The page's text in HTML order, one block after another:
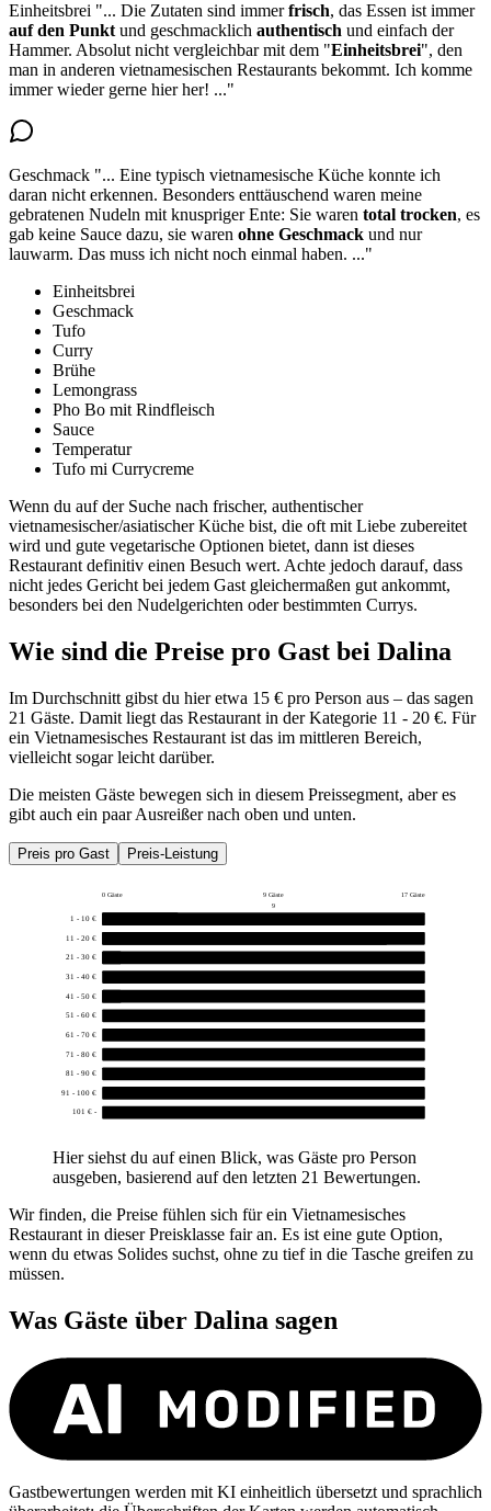
Einheitsbrei "... Die Zutaten sind immerfrisch, das Essen ist immer
auf den Punkt und geschmacklich authentisch und einfach der
Hammer. Absolut nicht vergleichbar mit dem "Einheitsbrei", den
man in anderen vietnamesischen Restaurants bekommt. Ich komme
immer wieder gerne hier her! ..."
Geschmack "... Eine typisch vietnamesische Küche konnte ich
daran nicht erkennen. Besonders enttäuschend waren meine
gebratenen Nudeln mit knuspriger Ente: Sie waren total trocken, es
gab keine Sauce dazu, sie waren ohne Geschmack und nur
lauwarm. Das muss ich nicht noch einmal haben. ..."
Einheitsbrei
Geschmack
Tufo
Curry
Brühe
Lemongrass
Pho Bo mit Rindfleisch
Sauce
Temperatur
Tufo mi Currycreme
Wenn du auf der Suche nach frischer, authentischer
vietnamesischer/asiatischer Küche bist, die oft mit Liebe zubereitet
wird und gute vegetarische Optionen bietet, dann ist dieses
Restaurant definitiv einen Besuch wert. Achte jedoch darauf, dass
nicht jedes Gericht bei jedem Gast gleichermaßen gut ankommt,
besonders bei den Nudelgerichten oder bestimmten Currys.
Wie sind die Preise pro Gast bei Dalina
Im Durchschnitt gibst du hier etwa 15 € pro Person aus – das sagen
21 Gäste. Damit liegt das Restaurant in der Kategorie 11 - 20 €. Für
ein Vietnamesisches Restaurant ist das im mittleren Bereich,
vielleicht sogar leicht darüber.
Die meisten Gäste bewegen sich in diesem Preissegment, aber es
gibt auch ein paar Ausreißer nach oben und unten.
Preis pro Gast Preis-Leistung
0 Gäste 9 Gäste
17 Gäste
9
1 - 10 €
11 - 20 €
21 - 30 €
31 - 40 €
41 - 50 €
51 - 60 €
61 - 70 €
71 - 80 €
81 - 90 €
91 - 100 €
101 € -
Hier siehst du auf einen Blick, was Gäste pro Person
ausgeben, basierend auf den letzten 21 Bewertungen.
Wir finden, die Preise fühlen sich für ein Vietnamesisches
Restaurant in dieser Preisklasse fair an. Es ist eine gute Option,
wenn du etwas Solides suchst, ohne zu tief in die Tasche greifen zu
müssen.
Was Gäste über Dalina sagen
Gastbewertungen werden mit KI einheitlich übersetzt und sprachlich